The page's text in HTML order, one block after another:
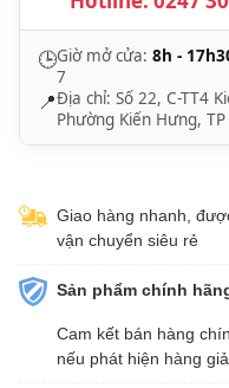
🕒Giờ mở cửa: 8h -
7
📍Địa chỉ: Số 22, C-TT4
Phường Kiến Hưng,
Giao hàng nhanh,
vận chuyển siêu rẻ
Sản phẩm chính
Cam kết bán hàng
nếu phát hiện hàng